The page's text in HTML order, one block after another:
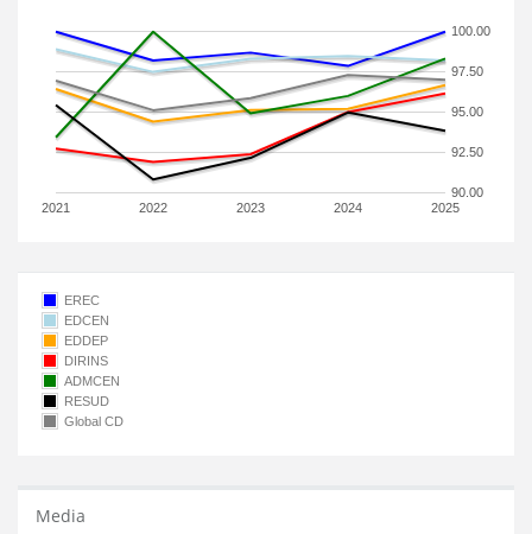
2021 2022 2023 2024 2025
90.00
92.50
95.00
97.50
100.00
EREC
EDCEN
EDDEP
DIRINS
ADMCEN
RESUD
Global CD
Media